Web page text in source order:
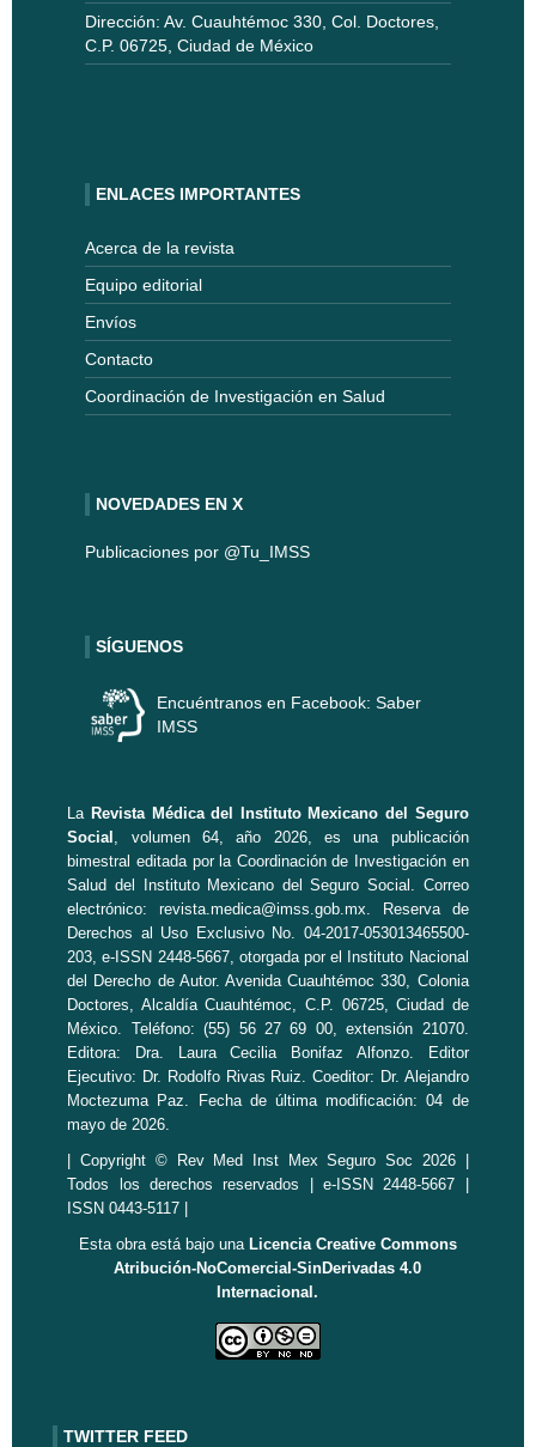
Dirección: Av. Cuauhtémoc 330, Col. Doctores,
C.P. 06725, Ciudad de México
ENLACES IMPORTANTES
Acerca de la revista
Equipo editorial
Envíos
Contacto
Coordinación de Investigación en Salud
NOVEDADES EN X
Publicaciones por @Tu_IMSS
SÍGUENOS
Encuéntranos en Facebook: Saber
IMSS
La Revista Médica del Instituto Mexicano del Seguro
Social
, volumen 64, año 2026, es una publicación
bimestral editada por la Coordinación de Investigación en
Salud del Instituto Mexicano del Seguro Social. Correo
electrónico:revista.medica@imss.gob.mx . Reserva de
Derechos al Uso Exclusivo No. 04-2017-053013465500-
203, e-ISSN 2448-5667, otorgada por el Instituto Nacional
del Derecho de Autor. Avenida Cuauhtémoc 330, Colonia
Doctores, Alcaldía Cuauhtémoc, C.P. 06725, Ciudad de
México. Teléfono: (55) 56 27 69 00, extensión 21070.
Editora: Dra. Laura Cecilia Bonifaz Alfonzo. Editor
Ejecutivo: Dr. Rodolfo Rivas Ruiz. Coeditor: Dr. Alejandro
Moctezuma Paz. Fecha de última modificación: 04 de
mayo de 2026.
| Copyright © Rev Med Inst Mex Seguro Soc 2026 |
Todos los derechos reservados | e-ISSN 2448-5667 |
ISSN 0443-5117 |
Esta obra está bajo una Licencia Creative Commons
Atribución-NoComercial-SinDerivadas 4.0
Internacional.
TWITTER FEED